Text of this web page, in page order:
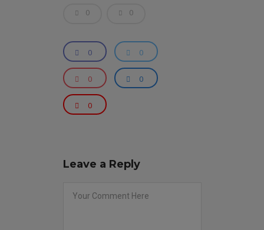
0 0
0 0
0 0
0
Leave a Reply